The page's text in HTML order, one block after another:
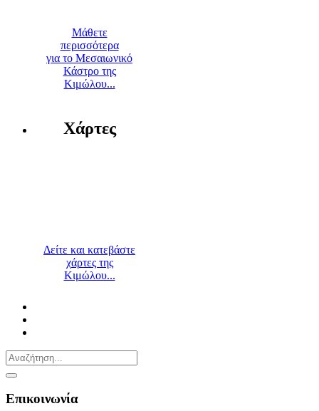
Μάθετε
περισσότερα
για το Μεσαιωνικό
Κάστρο της
Κιμώλου...
Χάρτες
Δείτε και κατεβάστε
χάρτες της
Κιμώλου...
Επικοινωνία